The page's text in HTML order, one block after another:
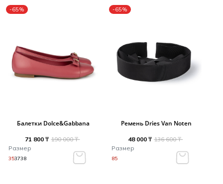
-65%
Балетки Dolce&Gabbana
71 800 ₸ 190 000 ₸
Размер
353738
-65%
Ремень Dries Van Noten
48 000 ₸ 136 600 ₸
Размер
85